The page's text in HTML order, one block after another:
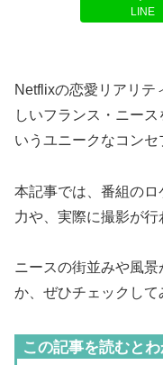
LINE
Netflixの恋愛リアリテ
しいフランス・ニー
いうユニークなコンセ
本記事では、番組の
力や、実際に撮影が行
ニースの街並みや風
か、ぜひチェックして
この記事を読むとわ